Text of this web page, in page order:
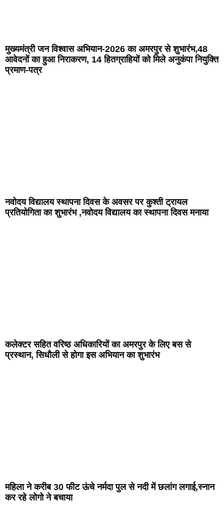
मुख्यमंत्री जन विश्वास अभियान-2026 का अमरपुर से शुभारंभ,48
आवेदनों का हुआ निराकरण, 14 हितग्राहियों को मिले अनुकंपा नियुक्ति
प्रमाण-पत्र
नवोदय विद्यालय स्थापना दिवस के अवसर पर कुश्ती ट्रायल
प्रतियोगिता का शुभारंभ ,नवोदय विद्यालय का स्थापना दिवस मनाया
कलेक्टर सहित वरिष्ठ अधिकारियों का अमरपुर के लिए बस से
प्रस्थान, सिधौली से होगा इस अभियान का शुभारंभ
महिला ने करीब 30 फीट ऊंचे नर्मदा पुल से नदी में छलांग लगाई,स्नान
कर रहे लोगो ने बचाया